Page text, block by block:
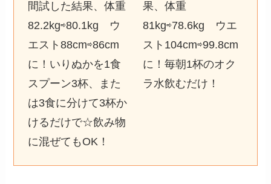
間試した結果、体重
82.2kg⇨80.1kg ウ
エスト88cm⇨86cm
に！いりぬかを1食
スプーン3杯、また
は3食に分けて3杯か
けるだけで☆飲み物
に混ぜてもOK！
果、体重
81kg⇨78.6kg ウエ
スト104cm⇨99.8cm
に！毎朝1杯のオク
ラ水飲むだけ！